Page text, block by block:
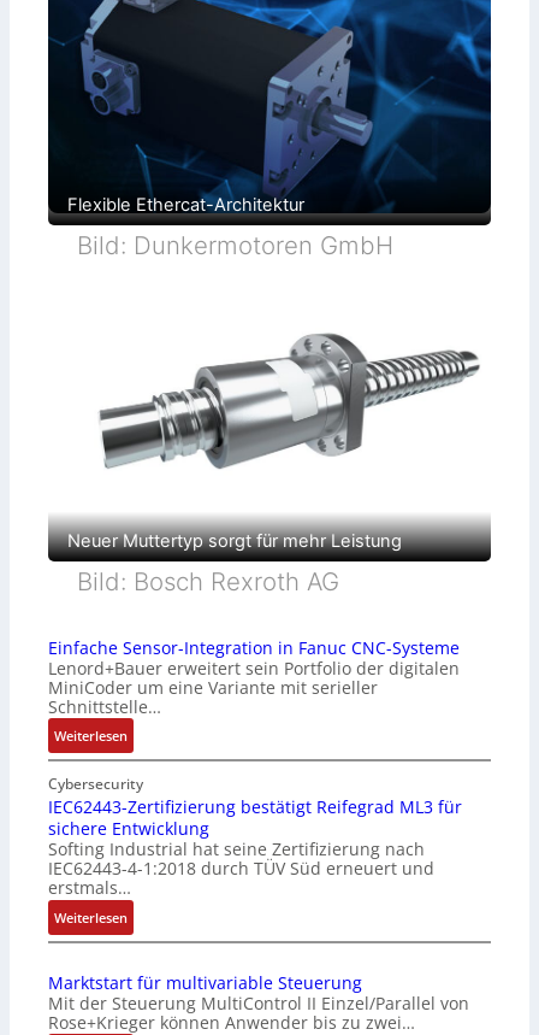
Flexible Ethercat-Architektur
Bild: Dunkermotoren GmbH
Neuer Muttertyp sorgt für mehr Leistung
Bild: Bosch Rexroth AG
Einfache Sensor-Integration in Fanuc CNC-Systeme
Lenord+Bauer erweitert sein Portfolio der digitalen
MiniCoder um eine Variante mit serieller
Schnittstelle…
Weiterlesen:
E
i
n
f
a
c
h
e
S
n
s
Cybersecurity
IEC62443-Zertifizierung bestätigt Reifegrad ML3 für
sichere Entwicklung
Softing Industrial hat seine Zertifizierung nach
IEC62443-4-1:2018 durch TÜV Süd erneuert und
erstmals…
Weiterlesen:
I
C
6
2
Marktstart für multivariable Steuerung
Mit der Steuerung MultiControl II Einzel/Parallel von
Rose+Krieger können Anwender bis zu zwei…